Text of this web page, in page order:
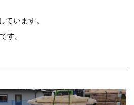
ています。
す。